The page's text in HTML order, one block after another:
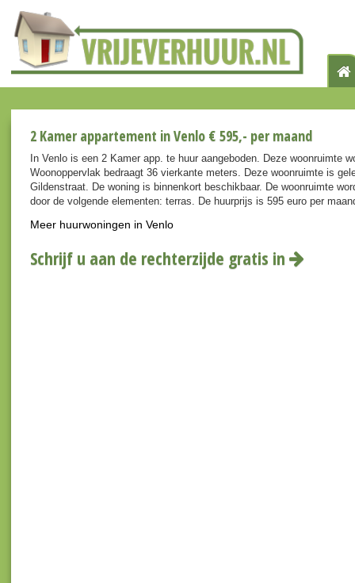
2 Kamer appartement in Venlo € 595,- per maand
In Venlo is een 2 Kamer app. te huur aangeboden. Deze woonruimte
Woonoppervlak bedraagt 36 vierkante meters. Deze woonruimte is
Gildenstraat. De woning is binnenkort beschikbaar. De woonruimte
door de volgende elementen: terras. De huurprijs is 595 euro per
Meer huurwoningen in Venlo
Schrijf u aan de rechterzijde gratis in